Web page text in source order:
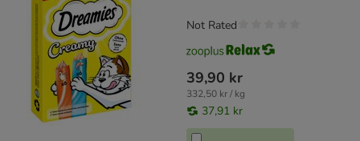
39,90 kr
332,50 kr / kg
37,91 kr
Not Rated